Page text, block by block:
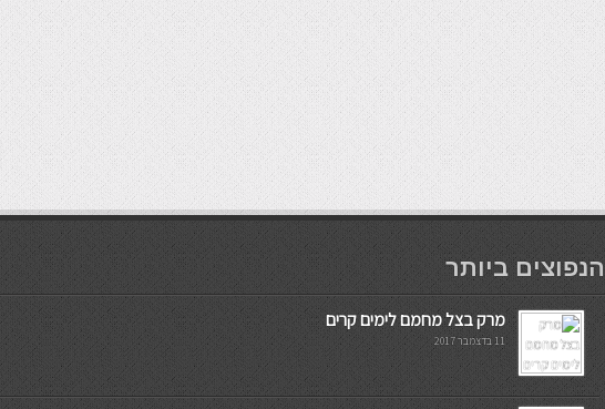
мостбет кг
הנפוצים ביותר
מרק בצל מחמם לימים קרים
11 בדצמבר 2017